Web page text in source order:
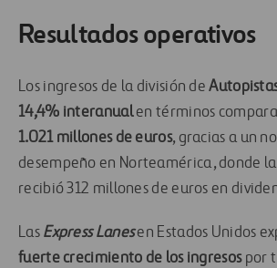
Resultados operativos
Los ingresos de la división de
14,4% interanualen términos
1.021 millones de euros, gracias a un
desempeño en Norteamérica, donde
recibió 312 millones de euros en
Las Express Lanesen Estados Unidos
fuerte crecimiento de los ingresospor